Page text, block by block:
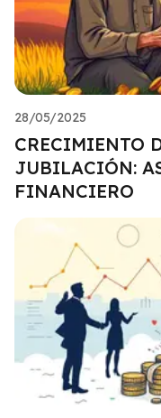
28/05/2025
CRECIMIENTO
JUBILACIÓN:
FINANCIERO